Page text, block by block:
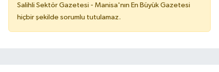
Salihli Sektör Gazetesi - Manisa'nın En Büyük Gazetesi
hiçbir şekilde sorumlu tutulamaz.